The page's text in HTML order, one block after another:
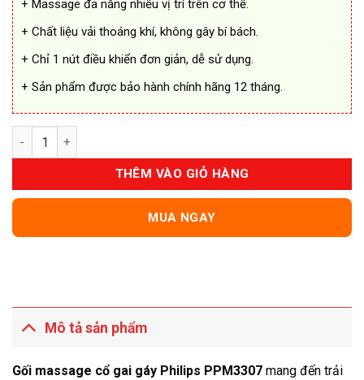
+ Massage đa năng nhiều vị trí trên cơ thể.
+ Chất liệu vải thoáng khí, không gây bí bách.
+ Chỉ 1 nút điều khiển đơn giản, dễ sử dụng.
+ Sản phẩm được bảo hành chính hãng 12 tháng.
Gối Massage Cổ Vai Gáy Philips PPM3307 số lượng
THÊM VÀO GIỎ HÀNG
MUA NGAY
Mô tả sản phẩm
Gối massage cổ gai gáy Philips PPM3307 mang đến trải